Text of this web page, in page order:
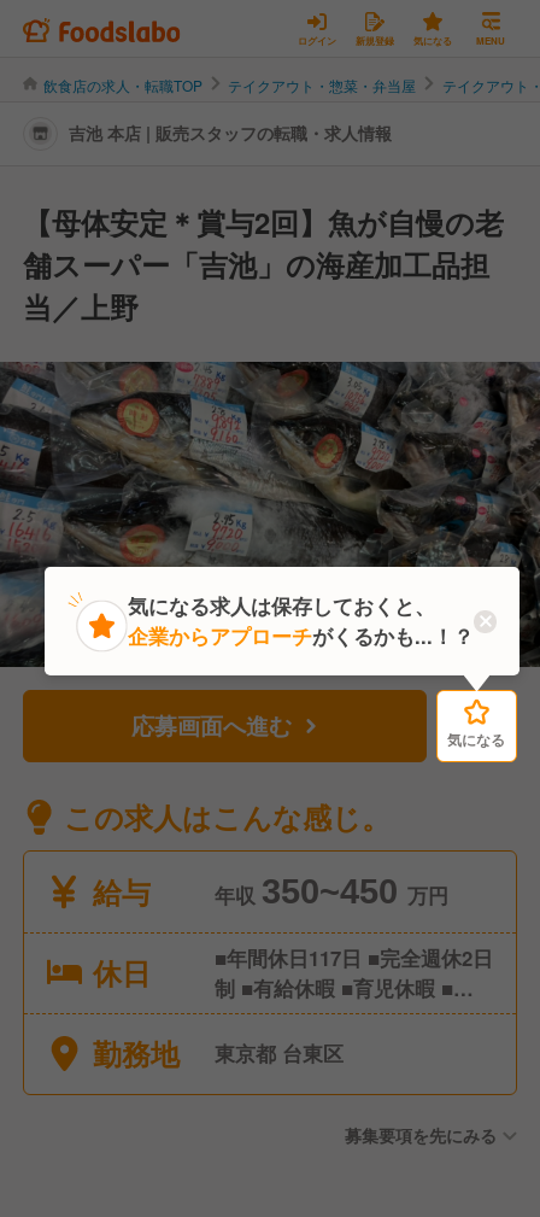
ログイン 新規登録 気になる MENU
飲食店の求人・転職TOP テイクアウト・惣菜・弁当屋 テイクアウト
吉池 本店 | 販売スタッフの転職・求人情報
【母体安定＊賞与2回】魚が自慢の老
舗スーパー「吉池」の海産加工品担
当／上野
応募画面へ進む 気になる
この求人はこんな感じ。
給与
年収 350~450 万円
休日
■年間休日117日 ■完全週休2日
制 ■有給休暇 ■育児休暇 ■慶
弔休暇 ■特別休暇
勤務地 東京都 台東区
募集要項を先にみる
気になる
気になる求人は保存しておくと、
企業からアプローチがくるかも...！？